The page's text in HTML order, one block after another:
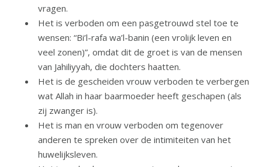
vragen.
Het is verboden om een pasgetrouwd stel toe te
wensen: “Bi’l-rafa wa’l-banin (een vrolijk leven en
veel zonen)”, omdat dit de groet is van de mensen
van Jahiliyyah, die dochters haatten.
Het is de gescheiden vrouw verboden te verbergen
wat Allah in haar baarmoeder heeft geschapen (als
zij zwanger is).
Het is man en vrouw verboden om tegenover
anderen te spreken over de intimiteiten van het
huwelijksleven.